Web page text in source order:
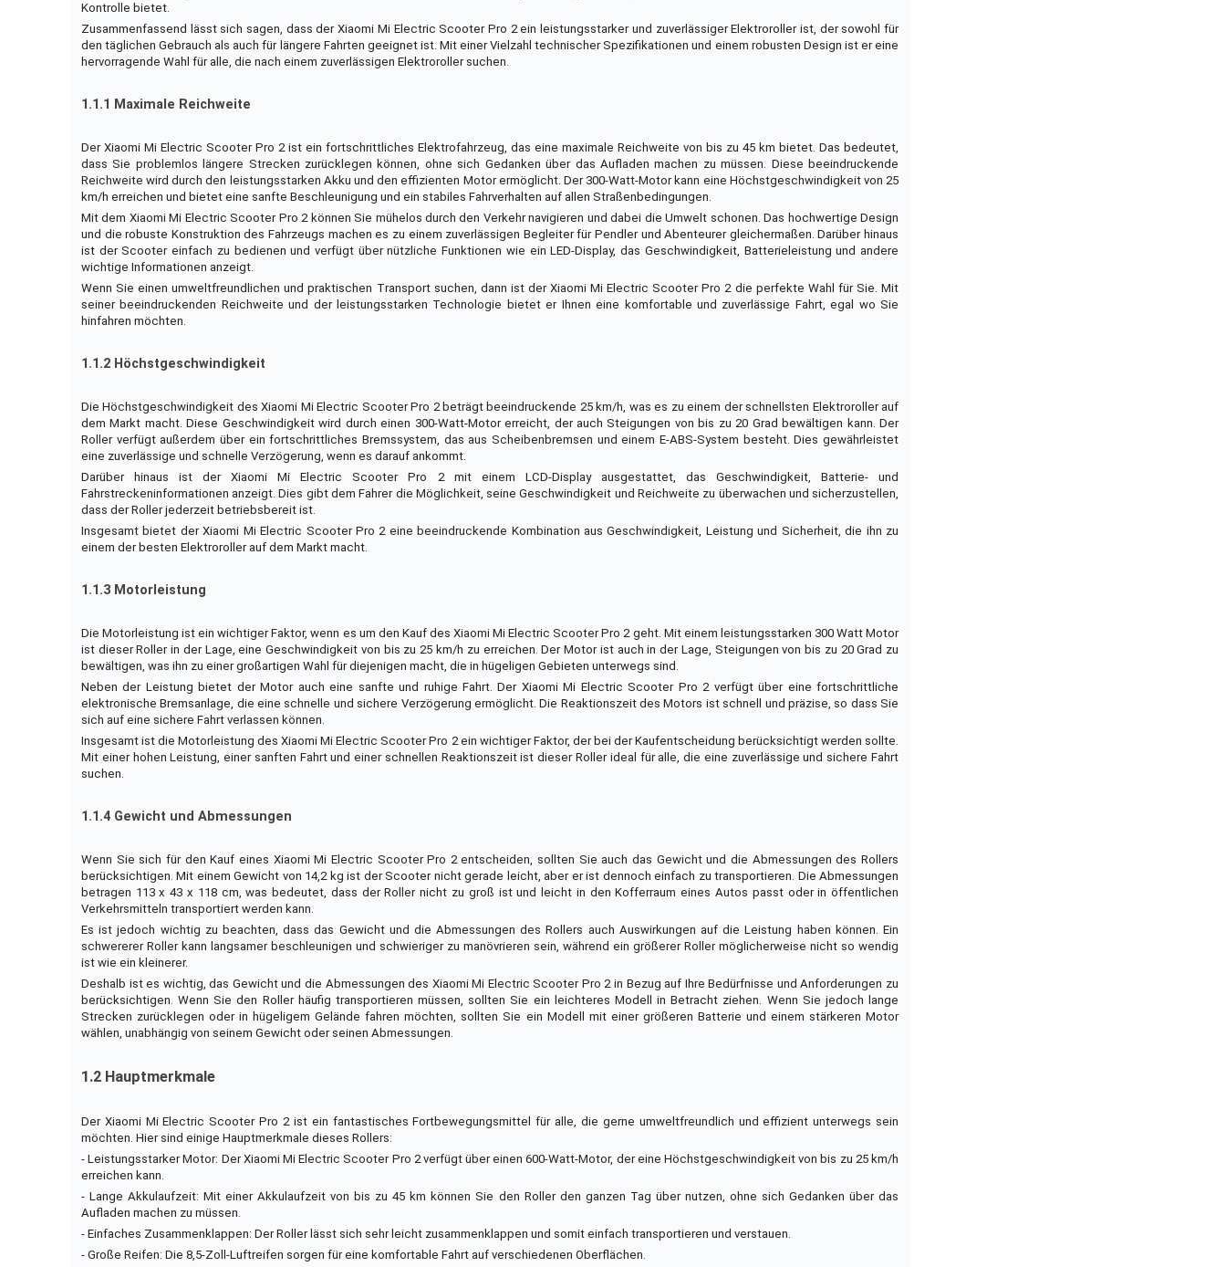
Kontrolle bietet.
Zusammenfassend lässt sich sagen, dass der Xiaomi Mi Electric Scooter Pro 2 ein leistungsstarker und zuverlässiger Elektroroller ist, der sowohl für
den täglichen Gebrauch als auch für längere Fahrten geeignet ist. Mit einer Vielzahl technischer Spezifikationen und einem robusten Design ist er eine
hervorragende Wahl für alle, die nach einem zuverlässigen Elektroroller suchen.
1.1.1 Maximale Reichweite
Der Xiaomi Mi Electric Scooter Pro 2 ist ein fortschrittliches Elektrofahrzeug, das eine maximale Reichweite von bis zu 45 km bietet. Das bedeutet,
dass Sie problemlos längere Strecken zurücklegen können, ohne sich Gedanken über das Aufladen machen zu müssen. Diese beeindruckende
Reichweite wird durch den leistungsstarken Akku und den effizienten Motor ermöglicht. Der 300-Watt-Motor kann eine Höchstgeschwindigkeit von 25
km/h erreichen und bietet eine sanfte Beschleunigung und ein stabiles Fahrverhalten auf allen Straßenbedingungen.
Mit dem Xiaomi Mi Electric Scooter Pro 2 können Sie mühelos durch den Verkehr navigieren und dabei die Umwelt schonen. Das hochwertige Design
und die robuste Konstruktion des Fahrzeugs machen es zu einem zuverlässigen Begleiter für Pendler und Abenteurer gleichermaßen. Darüber hinaus
ist der Scooter einfach zu bedienen und verfügt über nützliche Funktionen wie ein LED-Display, das Geschwindigkeit, Batterieleistung und andere
wichtige Informationen anzeigt.
Wenn Sie einen umweltfreundlichen und praktischen Transport suchen, dann ist der Xiaomi Mi Electric Scooter Pro 2 die perfekte Wahl für Sie. Mit
seiner beeindruckenden Reichweite und der leistungsstarken Technologie bietet er Ihnen eine komfortable und zuverlässige Fahrt, egal wo Sie
hinfahren möchten.
1.1.2 Höchstgeschwindigkeit
Die Höchstgeschwindigkeit des Xiaomi Mi Electric Scooter Pro 2 beträgt beeindruckende 25 km/h, was es zu einem der schnellsten Elektroroller auf
dem Markt macht. Diese Geschwindigkeit wird durch einen 300-Watt-Motor erreicht, der auch Steigungen von bis zu 20 Grad bewältigen kann. Der
Roller verfügt außerdem über ein fortschrittliches Bremssystem, das aus Scheibenbremsen und einem E-ABS-System besteht. Dies gewährleistet
eine zuverlässige und schnelle Verzögerung, wenn es darauf ankommt.
Darüber hinaus ist der Xiaomi Mi Electric Scooter Pro 2 mit einem LCD-Display ausgestattet, das Geschwindigkeit, Batterie- und
Fahrstreckeninformationen anzeigt. Dies gibt dem Fahrer die Möglichkeit, seine Geschwindigkeit und Reichweite zu überwachen und sicherzustellen,
dass der Roller jederzeit betriebsbereit ist.
Insgesamt bietet der Xiaomi Mi Electric Scooter Pro 2 eine beeindruckende Kombination aus Geschwindigkeit, Leistung und Sicherheit, die ihn zu
einem der besten Elektroroller auf dem Markt macht.
1.1.3 Motorleistung
Die Motorleistung ist ein wichtiger Faktor, wenn es um den Kauf des Xiaomi Mi Electric Scooter Pro 2 geht. Mit einem leistungsstarken 300 Watt Motor
ist dieser Roller in der Lage, eine Geschwindigkeit von bis zu 25 km/h zu erreichen. Der Motor ist auch in der Lage, Steigungen von bis zu 20 Grad zu
bewältigen, was ihn zu einer großartigen Wahl für diejenigen macht, die in hügeligen Gebieten unterwegs sind.
Neben der Leistung bietet der Motor auch eine sanfte und ruhige Fahrt. Der Xiaomi Mi Electric Scooter Pro 2 verfügt über eine fortschrittliche
elektronische Bremsanlage, die eine schnelle und sichere Verzögerung ermöglicht. Die Reaktionszeit des Motors ist schnell und präzise, so dass Sie
sich auf eine sichere Fahrt verlassen können.
Insgesamt ist die Motorleistung des Xiaomi Mi Electric Scooter Pro 2 ein wichtiger Faktor, der bei der Kaufentscheidung berücksichtigt werden sollte.
Mit einer hohen Leistung, einer sanften Fahrt und einer schnellen Reaktionszeit ist dieser Roller ideal für alle, die eine zuverlässige und sichere Fahrt
suchen.
1.1.4 Gewicht und Abmessungen
Wenn Sie sich für den Kauf eines Xiaomi Mi Electric Scooter Pro 2 entscheiden, sollten Sie auch das Gewicht und die Abmessungen des Rollers
berücksichtigen. Mit einem Gewicht von 14,2 kg ist der Scooter nicht gerade leicht, aber er ist dennoch einfach zu transportieren. Die Abmessungen
betragen 113 x 43 x 118 cm, was bedeutet, dass der Roller nicht zu groß ist und leicht in den Kofferraum eines Autos passt oder in öffentlichen
Verkehrsmitteln transportiert werden kann.
Es ist jedoch wichtig zu beachten, dass das Gewicht und die Abmessungen des Rollers auch Auswirkungen auf die Leistung haben können. Ein
schwererer Roller kann langsamer beschleunigen und schwieriger zu manövrieren sein, während ein größerer Roller möglicherweise nicht so wendig
ist wie ein kleinerer.
Deshalb ist es wichtig, das Gewicht und die Abmessungen des Xiaomi Mi Electric Scooter Pro 2 in Bezug auf Ihre Bedürfnisse und Anforderungen zu
berücksichtigen. Wenn Sie den Roller häufig transportieren müssen, sollten Sie ein leichteres Modell in Betracht ziehen. Wenn Sie jedoch lange
Strecken zurücklegen oder in hügeligem Gelände fahren möchten, sollten Sie ein Modell mit einer größeren Batterie und einem stärkeren Motor
wählen, unabhängig von seinem Gewicht oder seinen Abmessungen.
1.2 Hauptmerkmale
Der Xiaomi Mi Electric Scooter Pro 2 ist ein fantastisches Fortbewegungsmittel für alle, die gerne umweltfreundlich und effizient unterwegs sein
möchten. Hier sind einige Hauptmerkmale dieses Rollers:
- Leistungsstarker Motor: Der Xiaomi Mi Electric Scooter Pro 2 verfügt über einen 600-Watt-Motor, der eine Höchstgeschwindigkeit von bis zu 25 km/h
erreichen kann.
- Lange Akkulaufzeit: Mit einer Akkulaufzeit von bis zu 45 km können Sie den Roller den ganzen Tag über nutzen, ohne sich Gedanken über das
Aufladen machen zu müssen.
- Einfaches Zusammenklappen: Der Roller lässt sich sehr leicht zusammenklappen und somit einfach transportieren und verstauen.
- Große Reifen: Die 8,5-Zoll-Luftreifen sorgen für eine komfortable Fahrt auf verschiedenen Oberflächen.